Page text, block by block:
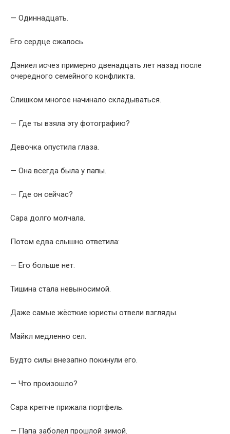
— Одиннадцать.
Его сердце сжалось.
Дэниел исчез примерно двенадцать лет назад после
очередного семейного конфликта.
Слишком многое начинало складываться.
— Где ты взяла эту фотографию?
Девочка опустила глаза.
— Она всегда была у папы.
— Где он сейчас?
Сара долго молчала.
Потом едва слышно ответила:
— Его больше нет.
Тишина стала невыносимой.
Даже самые жёсткие юристы отвели взгляды.
Майкл медленно сел.
Будто силы внезапно покинули его.
— Что произошло?
Сара крепче прижала портфель.
— Папа заболел прошлой зимой.